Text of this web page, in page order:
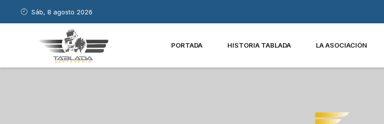
Sáb, 8 agosto 2026
PORTADA HISTORIA TABLADA LA ASOCIACIÓN